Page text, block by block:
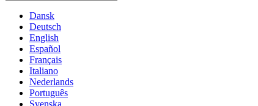
Dansk
Deutsch
English
Español
Français
Italiano
Nederlands
Português